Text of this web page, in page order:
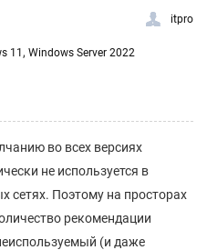
itpro
11 , Windows Server 2022
во всех версиях
не используется в
сетях. Поэтому на просторах
рекомендации
(и даже